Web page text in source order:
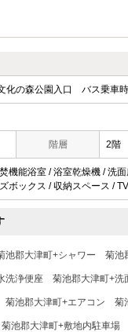
化の森公園入口 バス乗車
階層 2階
機能浴室 / 浴室乾燥機 / 洗
ボックス / 収納スペース /
池郡大津町+シャワー 菊池
洗浄便座 菊池郡大津町+洗
菊池郡大津町+エアコン 菊
菊池郡大津町+敷地内駐車場